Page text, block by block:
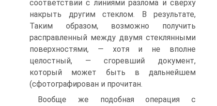
соответствии с линиями разлома и сверху
накрыть другим стеклом. В результате,
Таким образом, возможно получить
расправленный между двумя стеклянными
поверхностями, — хотя и не вполне
целостный, — сгоревший документ,
который может быть в дальнейшем
(сфотографирован и прочитан.
Вообще же подобная операция с